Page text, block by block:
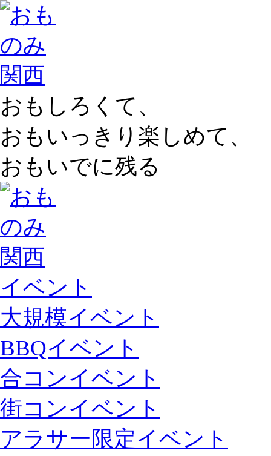
おもしろくて、
おもいっきり楽しめて、
おもいでに残る
イベント
大規模イベント
BBQイベント
合コンイベント
街コンイベント
アラサー限定イベント